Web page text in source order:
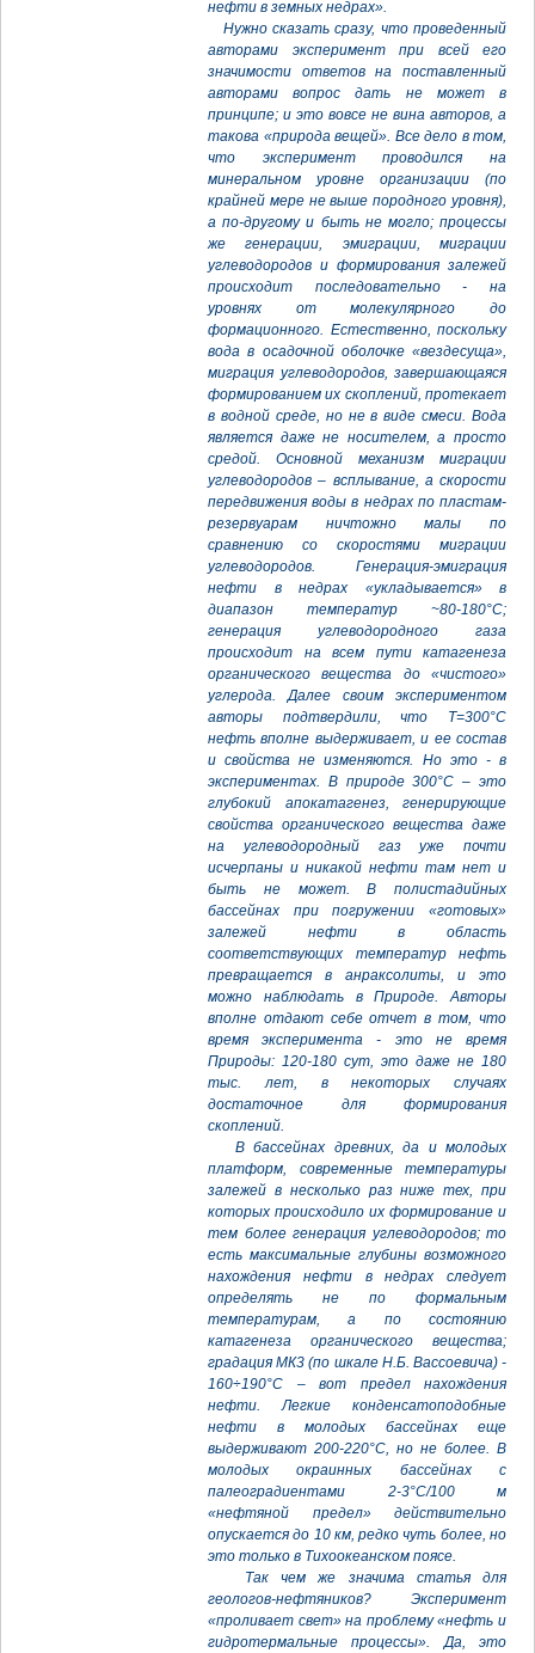
нефти в земных недрах».
Нужно сказать сразу, что проведенный
авторами эксперимент при всей его
значимости ответов на поставленный
авторами вопрос дать не может в
принципе; и это вовсе не вина авторов, а
такова «природа вещей». Все дело в том,
что эксперимент проводился на
минеральном уровне организации (по
крайней мере не выше породного уровня),
а по-другому и быть не могло; процессы
же генерации, эмиграции, миграции
углеводородов и формирования залежей
происходит последовательно - на
уровнях от молекулярного до
формационного. Естественно, поскольку
вода в осадочной оболочке «вездесуща»,
миграция углеводородов, завершающаяся
формированием их скоплений, протекает
в водной среде, но не в виде смеси. Вода
является даже не носителем, а просто
средой. Основной механизм миграции
углеводородов – всплывание, а скорости
передвижения воды в недрах по пластам-
резервуарам ничтожно малы по
сравнению со скоростями миграции
углеводородов. Генерация-эмиграция
нефти в недрах «укладывается» в
диапазон температур ~80-180°С;
генерация углеводородного газа
происходит на всем пути катагенеза
органического вещества до «чистого»
углерода. Далее своим экспериментом
авторы подтвердили, что Т=300°С
нефть вполне выдерживает, и ее состав
и свойства не изменяются. Но это - в
экспериментах. В природе 300°С – это
глубокий апокатагенез, генерирующие
свойства органического вещества даже
на углеводородный газ уже почти
исчерпаны и никакой нефти там нет и
быть не может. В полистадийных
бассейнах при погружении «готовых»
залежей нефти в область
соответствующих температур нефть
превращается в анраксолиты, и это
можно наблюдать в Природе. Авторы
вполне отдают себе отчет в том, что
время эксперимента - это не время
Природы: 120-180 сут, это даже не 180
тыс. лет, в некоторых случаях
достаточное для формирования
скоплений.
В бассейнах древних, да и молодых
платформ, современные температуры
залежей в несколько раз ниже тех, при
которых происходило их формирование и
тем более генерация углеводородов; то
есть максимальные глубины возможного
нахождения нефти в недрах следует
определять не по формальным
температурам, а по состоянию
катагенеза органического вещества;
градация МК3 (по шкале Н.Б. Вассоевича) -
160÷190°С – вот предел нахождения
нефти. Легкие конденсатоподобные
нефти в молодых бассейнах еще
выдерживают 200-220°С, но не более. В
молодых окраинных бассейнах с
палеоградиентами 2-3°С/100 м
«нефтяной предел» действительно
опускается до 10 км, редко чуть более, но
это только в Тихоокеанском поясе.
Так чем же значима статья для
геологов-нефтяников? Эксперимент
«проливает свет» на проблему «нефть и
гидротермальные процессы». Да, это